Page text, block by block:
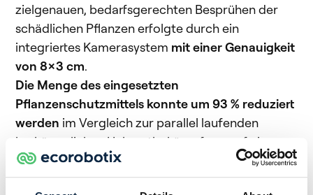
zielgenauen, bedarfsgerechten Besprühen der
schädlichen Pflanzen erfolgte durch ein
integriertes Kamerasystem mit einer Genauigkeit
von 8x3 cm.
Die Menge des eingesetzten
Pflanzenschutzmittels konnte um 93 % reduziert
werden im Vergleich zur parallel laufenden
herkömmlichen Unkrautbekämpfung auf einem
anderen Teil des Feldes.
Mit dem Test bewies Ecorobotix erneut, dass die